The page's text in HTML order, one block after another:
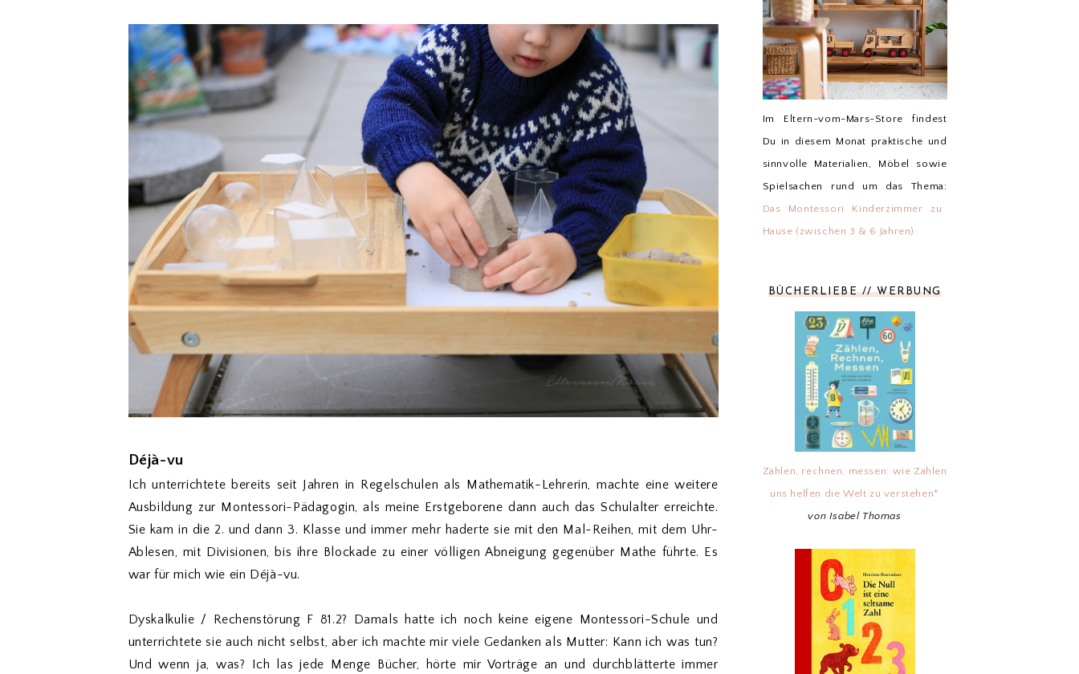
Déjà-vu
Ich unterrichtete bereits seit Jahren in Regelschulen als Mathematik-Lehrerin, machte eine weitere
Ausbildung zur Montessori-Pädagogin, als meine Erstgeborene dann auch das Schulalter erreichte.
Sie kam in die 2. und dann 3. Klasse und immer mehr haderte sie mit den Mal-Reihen, mit dem Uhr-
Ablesen, mit Divisionen, bis ihre Blockade zu einer völligen Abneigung gegenüber Mathe führte. Es
war für mich wie ein Déjà-vu.
Dyskalkulie / Rechenstörung F 81.2? Damals hatte ich noch keine eigene Montessori-Schule und
unterrichtete sie auch nicht selbst, aber ich machte mir viele Gedanken als Mutter: Kann ich was tun?
Und wenn ja, was? Ich las jede Menge Bücher, hörte mir Vorträge an und durchblätterte immer
Im Eltern-vom-Mars-Store findest
Du in diesem Monat praktische und
sinnvolle Materialien, Möbel sowie
Spielsachen rund um das Thema:
Das Montessori Kinderzimmer zu
Hause (zwischen 3 & 6 Jahren)
BÜCHERLIEBE // WERBUNG
Zählen, rechnen, messen: wie Zahlen
uns helfen die Welt zu verstehen*
von Isabel Thomas